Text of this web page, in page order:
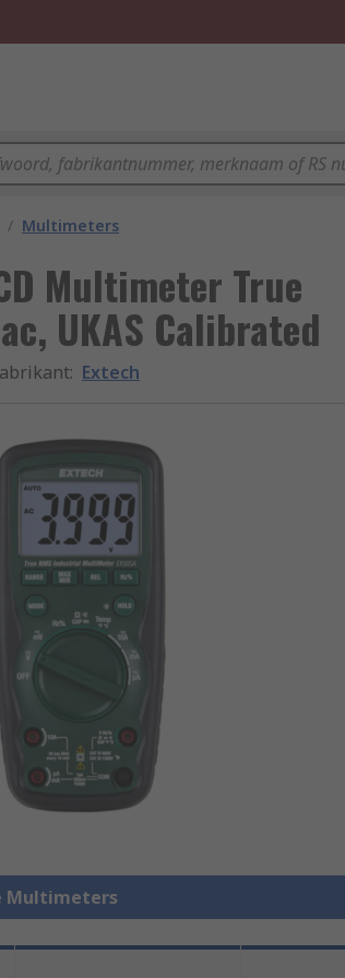
/ Multimeters
Multimeter True
UKAS Calibrated
: Extech
Multimeters